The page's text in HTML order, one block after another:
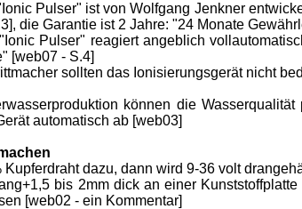
Pulser" ist von Wolfgang Jenkner
die Garantie ist 2 Jahre: "24 Monate
Pulser" reagiert angeblich
[web07 - S.4]
sollten das Ionisierungsgerät nicht
können die
automatisch ab [web03]
Kupferdraht dazu, dann wird 9-36 volt
bis 2mm dick an einer
[web02 - ein Kommentar]